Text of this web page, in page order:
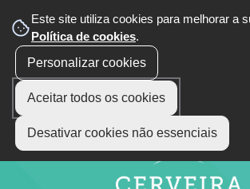
Este site utiliza cookies para melhorar a
Política de cookies.
Personalizar cookies
Aceitar todos os cookies
Desativar cookies não essenciais